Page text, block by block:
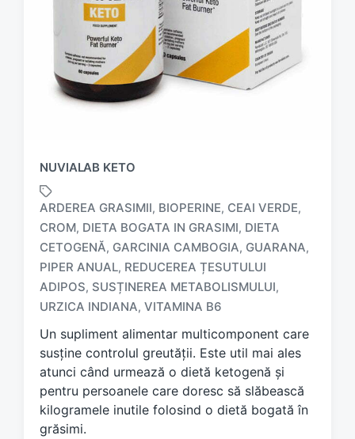
NUVIALAB KETO
a
g
g
d
w
i
t
h
ARDEREA GRASIMII, BIOPERINE, CEAI VERDE,
CROM, DIETA BOGATA IN GRASIMI, DIETA
CETOGENĂ, GARCINIA CAMBOGIA, GUARANA,
PIPER ANUAL, REDUCEREA ȚESUTULUI
ADIPOS, SUSȚINEREA METABOLISMULUI,
URZICA INDIANA, VITAMINA B6
Un supliment alimentar multicomponent care
susține controlul greutății. Este util mai ales
atunci când urmează o dietă ketogenă și
pentru persoanele care doresc să slăbească
kilogramele inutile folosind o dietă bogată în
grăsimi.